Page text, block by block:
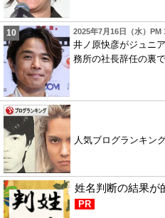
2025年7月16日（水）PM
井ノ原快彦がジュニ
務所の社長辞任の裏
人気ブログランキン
姓名判断の結果が
PR